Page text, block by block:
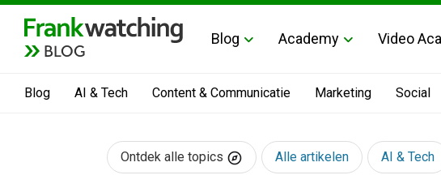
BLOG
Blog Academy Video
Blog AI & Tech Content & Communicatie Marketing Social
Ontdek alle topics Alle artikelen AI & Tech